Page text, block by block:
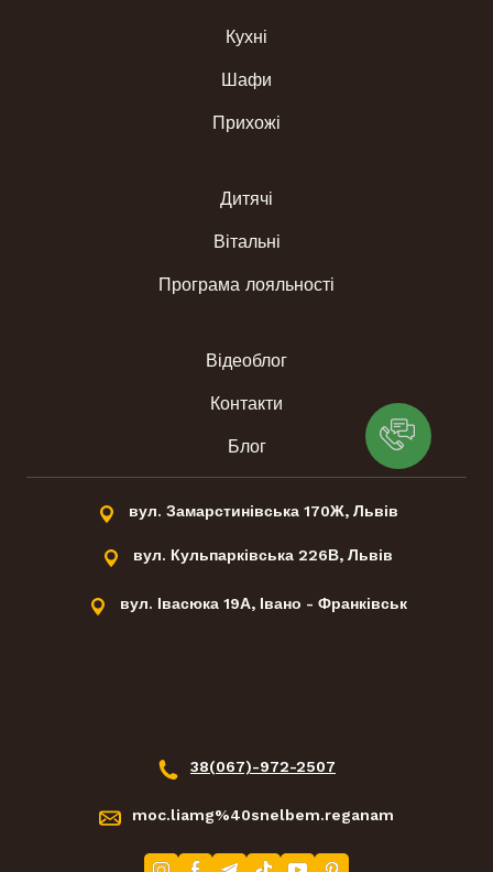
Кухні
Шафи
Прихожі
Дитячі
Вітальні
Програма лояльності
Відеоблог
Контакти
Блог
вул. Замарстинівська 170Ж, Львів
вул. Кульпарківська 226В, Львів
вул. Івасюка 19А, Івано - Франківськ
38(067)-972-2507
moc.liamg%40snelbem.reganam